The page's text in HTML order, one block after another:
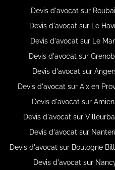
Devis d'avocat sur
Devis d'avocat sur Le
Devis d'avocat sur Le
Devis d'avocat sur
Devis d'avocat sur
Devis d'avocat sur Aix en
Devis d'avocat sur
Devis d'avocat sur
Devis d'avocat sur
Devis d'avocat sur Boulogne
Devis d'avocat sur